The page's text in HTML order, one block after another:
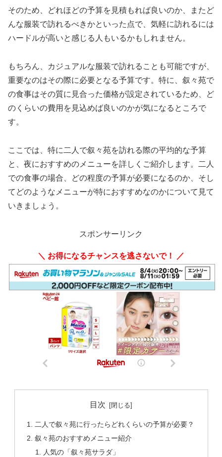
そのため、どれほどの予算を見積もれば良いのか、またど
んな服装で訪れるべきかといった点で、気軽に訪れるには
ハードルが高いと感じる人もいるかもしれません。
もちろん、カジュアルな服装で訪れることも可能ですが、
重要なのはその際に必要となる予算です。特に、叙々苑で
の食事はその質に見合った価格が設定されているため、ど
のくらいの費用を見込めば良いのかが気になるところで
す。
ここでは、特に二人で叙々苑を訪れる際の平均的な予算
と、夜におすすめのメニューを詳しくご紹介します。二人
での食事の場合、どの程度の予算が必要になるのか、そし
てどのようなメニューが特におすすめなのかについて見て
いきましょう。
スポンサーリンク
＼ お得になるチャンスを逃さないで！ ／
目次
二人で叙々苑に行ったらどれくらいの予算が必要？
叙々苑のおすすめメニュー紹介
人気の「叙々苑サラダ」